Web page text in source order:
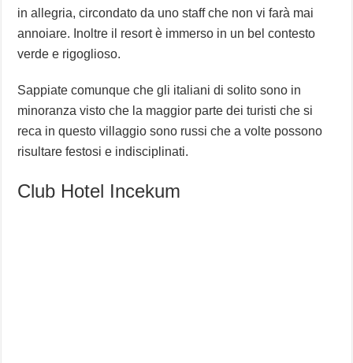
in allegria, circondato da uno staff che non vi farà mai
annoiare. Inoltre il resort è immerso in un bel contesto
verde e rigoglioso.
Sappiate comunque che gli italiani di solito sono in
minoranza visto che la maggior parte dei turisti che si
reca in questo villaggio sono russi che a volte possono
risultare festosi e indisciplinati.
Club Hotel Incekum